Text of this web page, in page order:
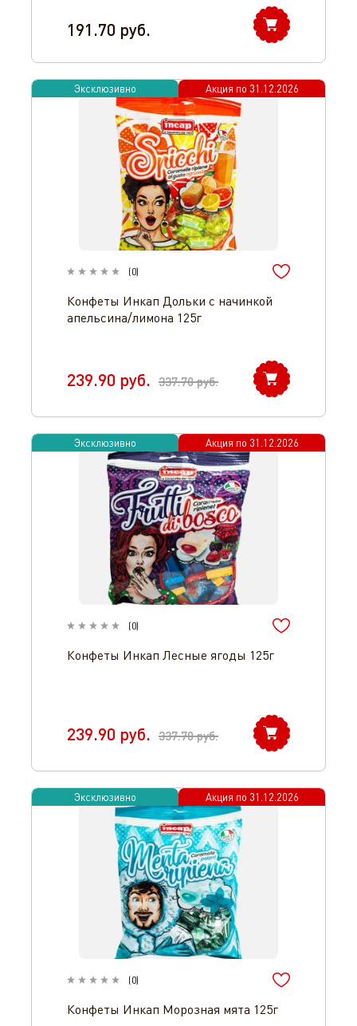
191.70 руб.
Эксклюзивно Акция по 31.12.2026
(0)
Конфеты Инкап Дольки с начинкой
апельсина/лимона 125г
239.90 руб. 337.70руб.
Эксклюзивно Акция по 31.12.2026
(0)
Конфеты Инкап Лесные ягоды 125г
239.90 руб. 337.70руб.
Эксклюзивно Акция по 31.12.2026
(0)
Конфеты Инкап Морозная мята 125г